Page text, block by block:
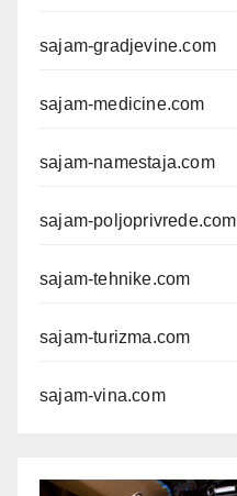
sajam-gradjevine.com
sajam-medicine.com
sajam-namestaja.com
sajam-poljoprivrede.com
sajam-tehnike.com
sajam-turizma.com
sajam-vina.com